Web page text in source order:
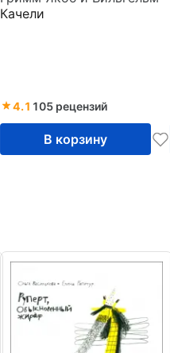
Качели
4.1 105 рецензий
В корзину